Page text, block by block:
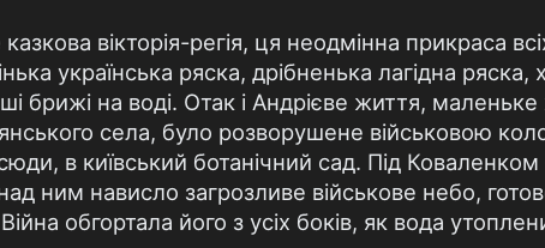
вiкторiя-регiя, ця неодмiнна прикраса
українська ряска, дрiбненька лагiдна ряска,
брижi на водi. Отак i Андрiєве життя, маленьке
села, було розворушене вiйськовою
в київський ботанiчний сад. Пiд Коваленком
ним нависло загрозливе вiйськове небо,
обгортала його з усiх бокiв, як вода